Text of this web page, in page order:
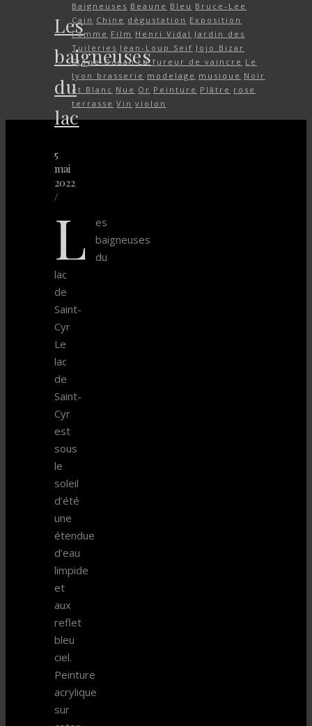
Les
baigneuses
du
lac
5
mai
2022
/
L
es
baigneuses
du
lac
de
Saint-
Cyr
Le
lac
de
Saint-
Cyr
est
sous
le
soleil
d’été
une
étendue
d’eau
limpide
et
aux
reflet
bleu
ciel.
Peinture
acrylique
sur
Baigneuses Beaune Bleu Bruce-Lee
Cain Chine dègustation Exposition
Femme Film Henri Vidal Jardin des
Tuileries Jean-Loup Seif Jojo Bizar
Stone Ocean La fureur de vaincre Le
lyon brasserie modelage musique Noir
et Blanc Nue Or Peinture Plâtre rose
terrasse Vin violon